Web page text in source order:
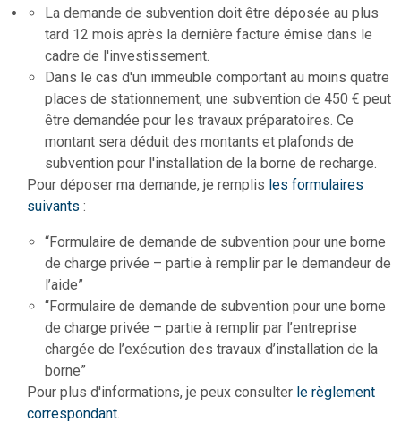
La demande de subvention doit être déposée au plus
tard 12 mois après la dernière facture émise dans le
cadre de l'investissement.
Dans le cas d'un immeuble comportant au moins quatre
places de stationnement, une subvention de 450 € peut
être demandée pour les travaux préparatoires. Ce
montant sera déduit des montants et plafonds de
subvention pour l'installation de la borne de recharge.
Pour déposer ma demande, je remplis les formulaires
suivants :
“Formulaire de demande de subvention pour une borne
de charge privée – partie à remplir par le demandeur de
l’aide”
“Formulaire de demande de subvention pour une borne
de charge privée – partie à remplir par l’entreprise
chargée de l’exécution des travaux d’installation de la
borne”
Pour plus d'informations, je peux consulter le règlement
correspondant.